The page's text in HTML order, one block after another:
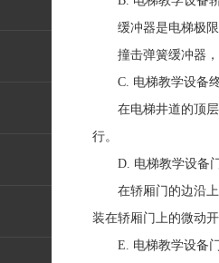
缓冲器是电梯极限
撞击弹簧缓冲器，
C. 电梯教学设备终
在电梯井道的顶层
行。
D. 电梯教学设备
在轿厢门的边沿上
装在轿厢门上的微动
E. 电梯教学设备门